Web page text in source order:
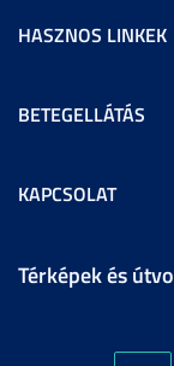
HASZNOS LINKEK
BETEGELLÁTÁS
KAPCSOLAT
Térképek és